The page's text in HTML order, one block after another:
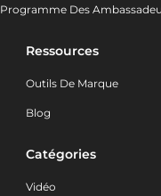
Programme Des
Ressources
Outils De Marque
Blog
Catégories
Vidéo